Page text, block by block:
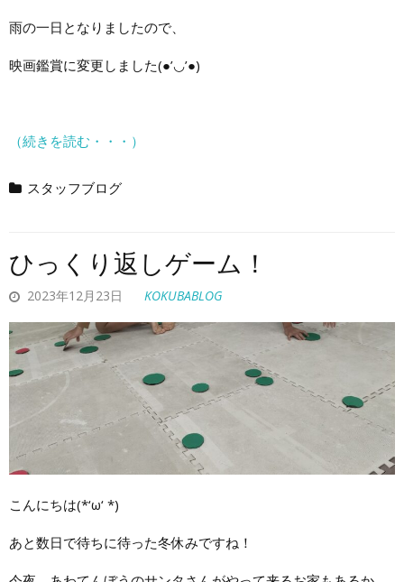
雨の一日となりましたので、
映画鑑賞に変更しました(●’◡’●)
（続きを読む・・・）
スタッフブログ
ひっくり返しゲーム！
2023年12月23日 KOKUBABLOG
こんにちは(*‘ω‘ *)
あと数日で待ちに待った冬休みですね！